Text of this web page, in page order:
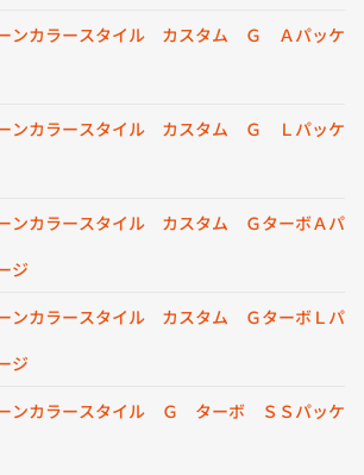
ンカラースタイル カスタム Ｇ Ａパッケ
ンカラースタイル カスタム Ｇ Ｌパッケ
ンカラースタイル カスタム ＧターボＡパ
ジ
ンカラースタイル カスタム ＧターボＬパ
ジ
ンカラースタイル Ｇ ターボ ＳＳパッケ